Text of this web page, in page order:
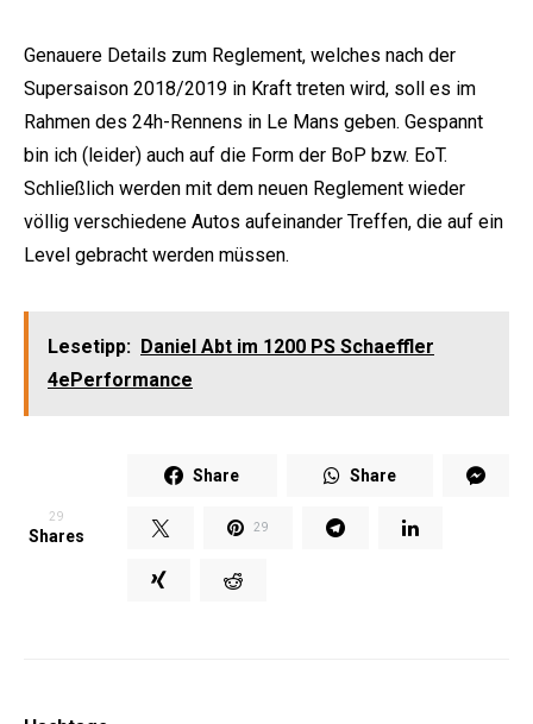
Genauere Details zum Reglement, welches nach der
Supersaison 2018/2019 in Kraft treten wird, soll es im
Rahmen des 24h-Rennens in Le Mans geben. Gespannt
bin ich (leider) auch auf die Form der BoP bzw. EoT.
Schließlich werden mit dem neuen Reglement wieder
völlig verschiedene Autos aufeinander Treffen, die auf ein
Level gebracht werden müssen.
Lesetipp: Daniel Abt im 1200 PS Schaeffler
4ePerformance
29
Shares
Share Share
29